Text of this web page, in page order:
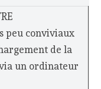
peu conviviaux
de la
un ordinateur